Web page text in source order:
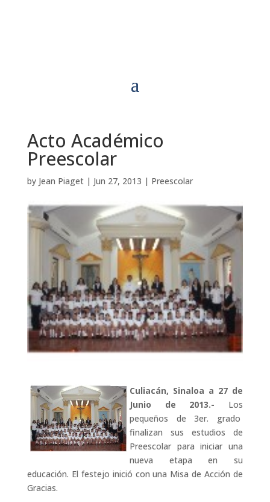
Acto Académico
Preescolar
by Jean Piaget| Jun 27, 2013 | Preescolar
Culiacán, Sinaloa a 27 de
Junio de 2013.- Los
pequeños de 3er. grado
finalizan sus estudios de
Preescolar para iniciar una
nueva etapa en su
educación. El festejo inició con una Misa de Acción de
Gracias.